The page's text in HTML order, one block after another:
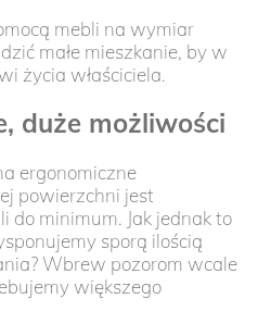
mebli na wymiar
małe mieszkanie, by w
życia właściciela.
duże możliwości
ergonomiczne
powierzchni jest
do minimum. Jak jednak to
sporą ilością
Wbrew pozorom wcale
większego